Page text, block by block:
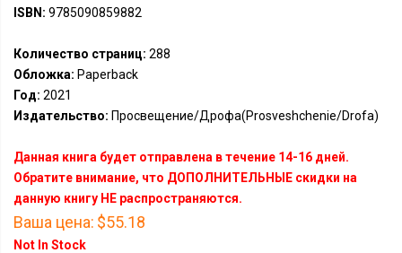
ISBN: 9785090859882
Количество страниц: 288
Обложка: Paperback
Год: 2021
Издательство: Просвещение/Дрофа(Prosveshchenie/Drofa)
Данная книга будет отправлена в течение 14-16 дней.
Обратите внимание, что ДОПОЛНИТЕЛЬНЫЕ скидки на
данную книгу НЕ распространяются.
Ваша цена: $55.18
Not In Stock